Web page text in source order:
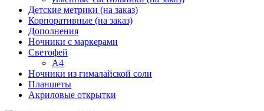
Детские метрики (на заказ)
Корпоративные (на заказ)
Дополнения
Ночники с маркерами
Светофей
А4
Ночники из гималайской соли
Планшеты
Акриловые открытки